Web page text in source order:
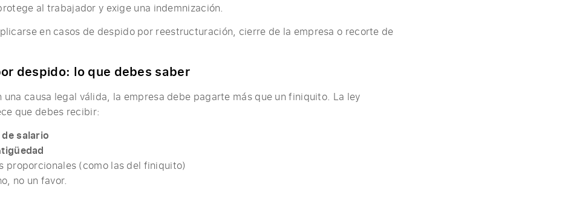
al trabajador y exige una indemnización.
en casos de despido por reestructuración, cierre de la empresa o recorte de
despido: lo que debes saber
una causa legal válida, la empresa debe pagarte más que un finiquito. La ley
que debes recibir:
salario
proporcionales (como las del finiquito)
no un favor.